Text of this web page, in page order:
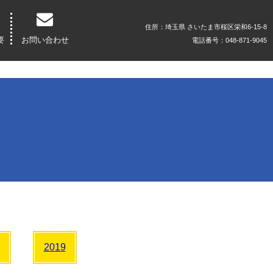
住所：埼玉県 さいたま市桜区栄和6-15-8
電話番号：048-871-9045
お問い合わせ
2019